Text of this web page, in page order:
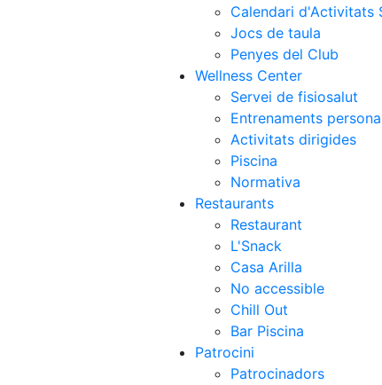
Calendari d'Activitats
Jocs de taula
Penyes del Club
Wellness Center
Servei de fisiosalut
Entrenaments
Activitats dirigides
Piscina
Normativa
Restaurants
Restaurant
L'Snack
Casa Arilla
No accessible
Chill Out
Bar Piscina
Patrocini
Patrocinadors